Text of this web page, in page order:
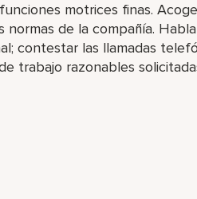
motrices finas.
de la compañía.
contestar las llamadas
trabajo razonables